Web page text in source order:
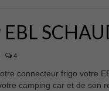
4
connecteur frigo votre
camping car et de son